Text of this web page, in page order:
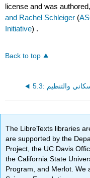
license and was
and Rachel Schleiger (
Initiative) .
Back to top
The LibreTexts libraries
are supported by the
Project, the UC Davis
the California State
Program, and Merlot. We